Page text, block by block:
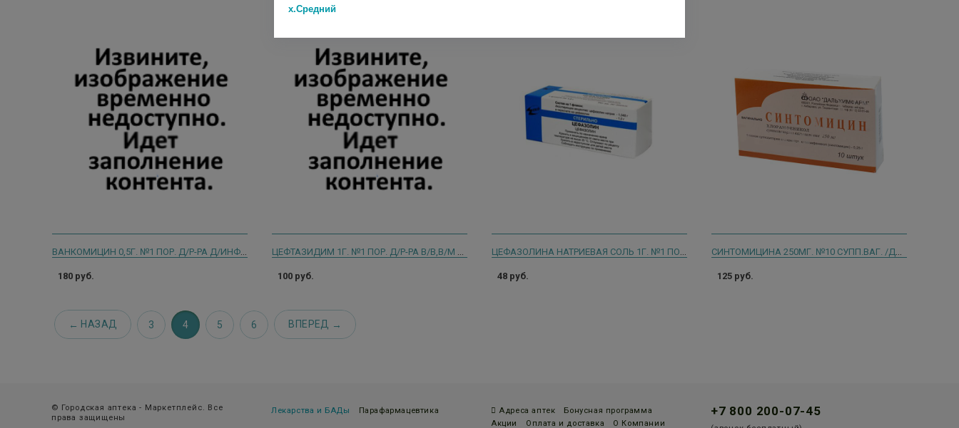
180 руб. 100 руб. 48 руб. 125 руб.
НАЗАД 3 4 5 6 ВПЕРЕД
© Городская аптека - Маркетплейс. Все
права защищены
Лекарства и БАДы Парафармацевтика Адреса аптек
Бонусная программа
Акции
Оплата и доставка О Компании
+7 800 200-07-45
х.Средний